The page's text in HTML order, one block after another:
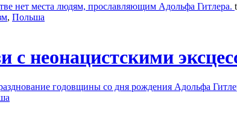
нет места людям, прославляющим Адольфа Гитлера.
, Польша
с неонацистскими
годовщины со дня рождения Адольфа